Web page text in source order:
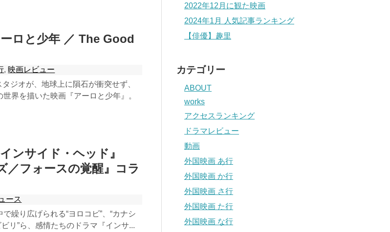
ーロと少年 ／ The Good
, 映画レビュー
ジオが、地球上に隕石が衝突せず、
界を描いた映画『アーロと少年』。
ンサイド・ヘッド』
／フォースの覚醒』コラ
ース
繰り広げられる“ヨロコビ”、“カナシ
ビリ”ら、感情たちのドラマ『インサ...
2022年12月に観た映画
2024年1月 人気記事ランキング
【俳優】趣里
カテゴリー
ABOUT
works
アクセスランキング
ドラマレビュー
動画
外国映画 あ行
外国映画 か行
外国映画 さ行
外国映画 た行
外国映画 な行